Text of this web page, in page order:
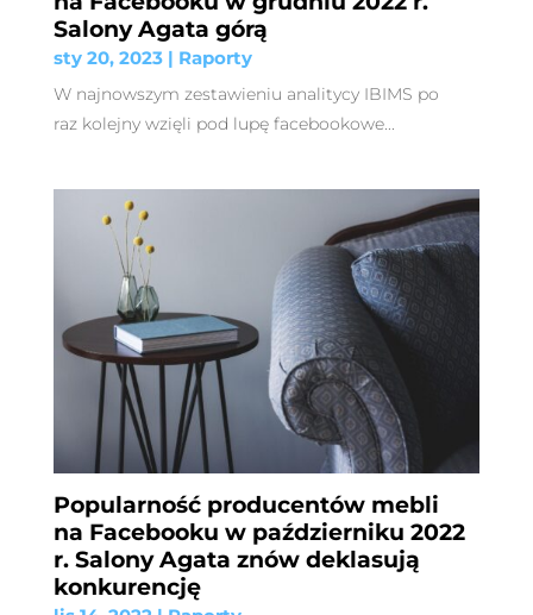
Salony Agata górą
sty 20, 2023| Raporty
W najnowszym zestawieniu analitycy IBIMS po
raz kolejny wzięli pod lupę facebookowe...
Popularność producentów mebli
na Facebooku w październiku 2022
r. Salony Agata znów deklasują
konkurencję